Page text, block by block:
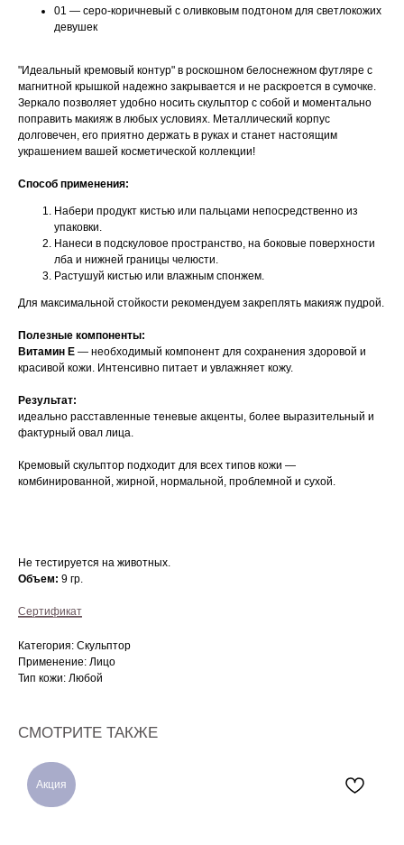
01 — серо-коричневый с оливковым подтоном для светлокожих
девушек
"Идеальный кремовый контур" в роскошном белоснежном футляре с
магнитной крышкой надежно закрывается и не раскроется в сумочке.
Зеркало позволяет удобно носить скульптор с собой и моментально
поправить макияж в любых условиях. Металлический корпус
долговечен, его приятно держать в руках и станет настоящим
украшением вашей косметической коллекции!
Способ применения:
Набери продукт кистью или пальцами непосредственно из
упаковки.
Нанеси в подскуловое пространство, на боковые поверхности
лба и нижней границы челюсти.
Растушуй кистью или влажным спонжем.
Для максимальной стойкости рекомендуем закреплять макияж пудрой.
Полезные компоненты:
Витамин Е — необходимый компонент для сохранения здоровой и
красивой кожи. Интенсивно питает и увлажняет кожу.
Результат:
идеально расставленные теневые акценты, более выразительный и
фактурный овал лица.
Кремовый скульптор подходит для всех типов кожи —
комбинированной, жирной, нормальной, проблемной и сухой.
Не тестируется на животных.
Объем: 9 гр.
Сертификат
Категория: Скульптор
Применение: Лицо
Тип кожи: Любой
СМОТРИТЕ ТАКЖЕ
Акция